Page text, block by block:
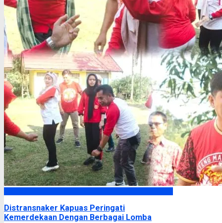
Distransnaker Kapuas Peringati
Kemerdekaan Dengan Berbagai Lomba